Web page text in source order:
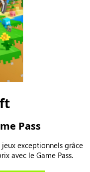
Pass
exceptionnels grâce
avec le Game Pass.